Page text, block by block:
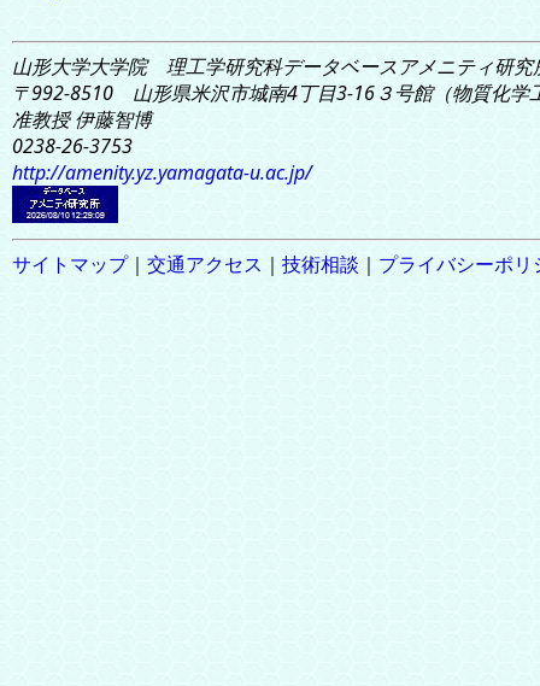
山形大学大学院 理工学研究科データベースアメニティ研究
〒992-8510 山形県米沢市城南4丁目3-16３号館（物質化学
准教授 伊藤智博
0238-26-3753
http://amenity.yz.yamagata-u.ac.jp/
サイトマップ｜ 交通アクセス ｜ 技術相談 ｜ プライバシーポリ